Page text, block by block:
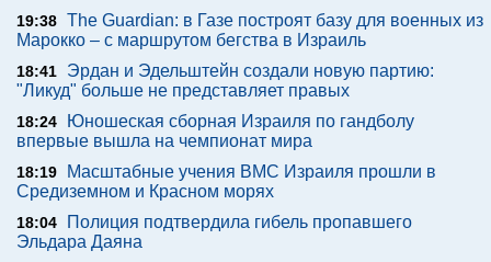
19:38 The Guardian: в Газе построят базу для военных из
Марокко – с маршрутом бегства в Израиль
18:41
Эрдан и Эдельштейн создали новую партию:
"Ликуд" больше не представляет правых
18:24
Юношеская сборная Израиля по гандболу
впервые вышла на чемпионат мира
18:19
Масштабные учения ВМС Израиля прошли в
Средиземном и Красном морях
18:04
Полиция подтвердила гибель пропавшего
Эльдара Даяна